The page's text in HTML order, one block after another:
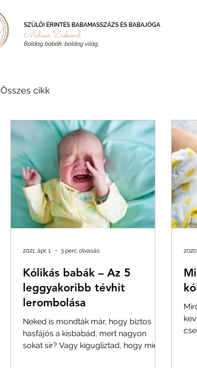
SZÜLŐI ÉRINTÉS BABAMASSZÁZS ÉS BABAJÓGA
Molnár Zsókával
Boldog babák, boldog világ.
Összes cikk
Kólikás babák – Az 5
leggyakoribb tévhit
lerombolása
Neked is mondták már, hogy biztos
hasfájós a kisbabád, mert nagyon
sokat sír? Vagy kigugliztad, hogy miért
2021. ápr. 1. 3 perc olvasás